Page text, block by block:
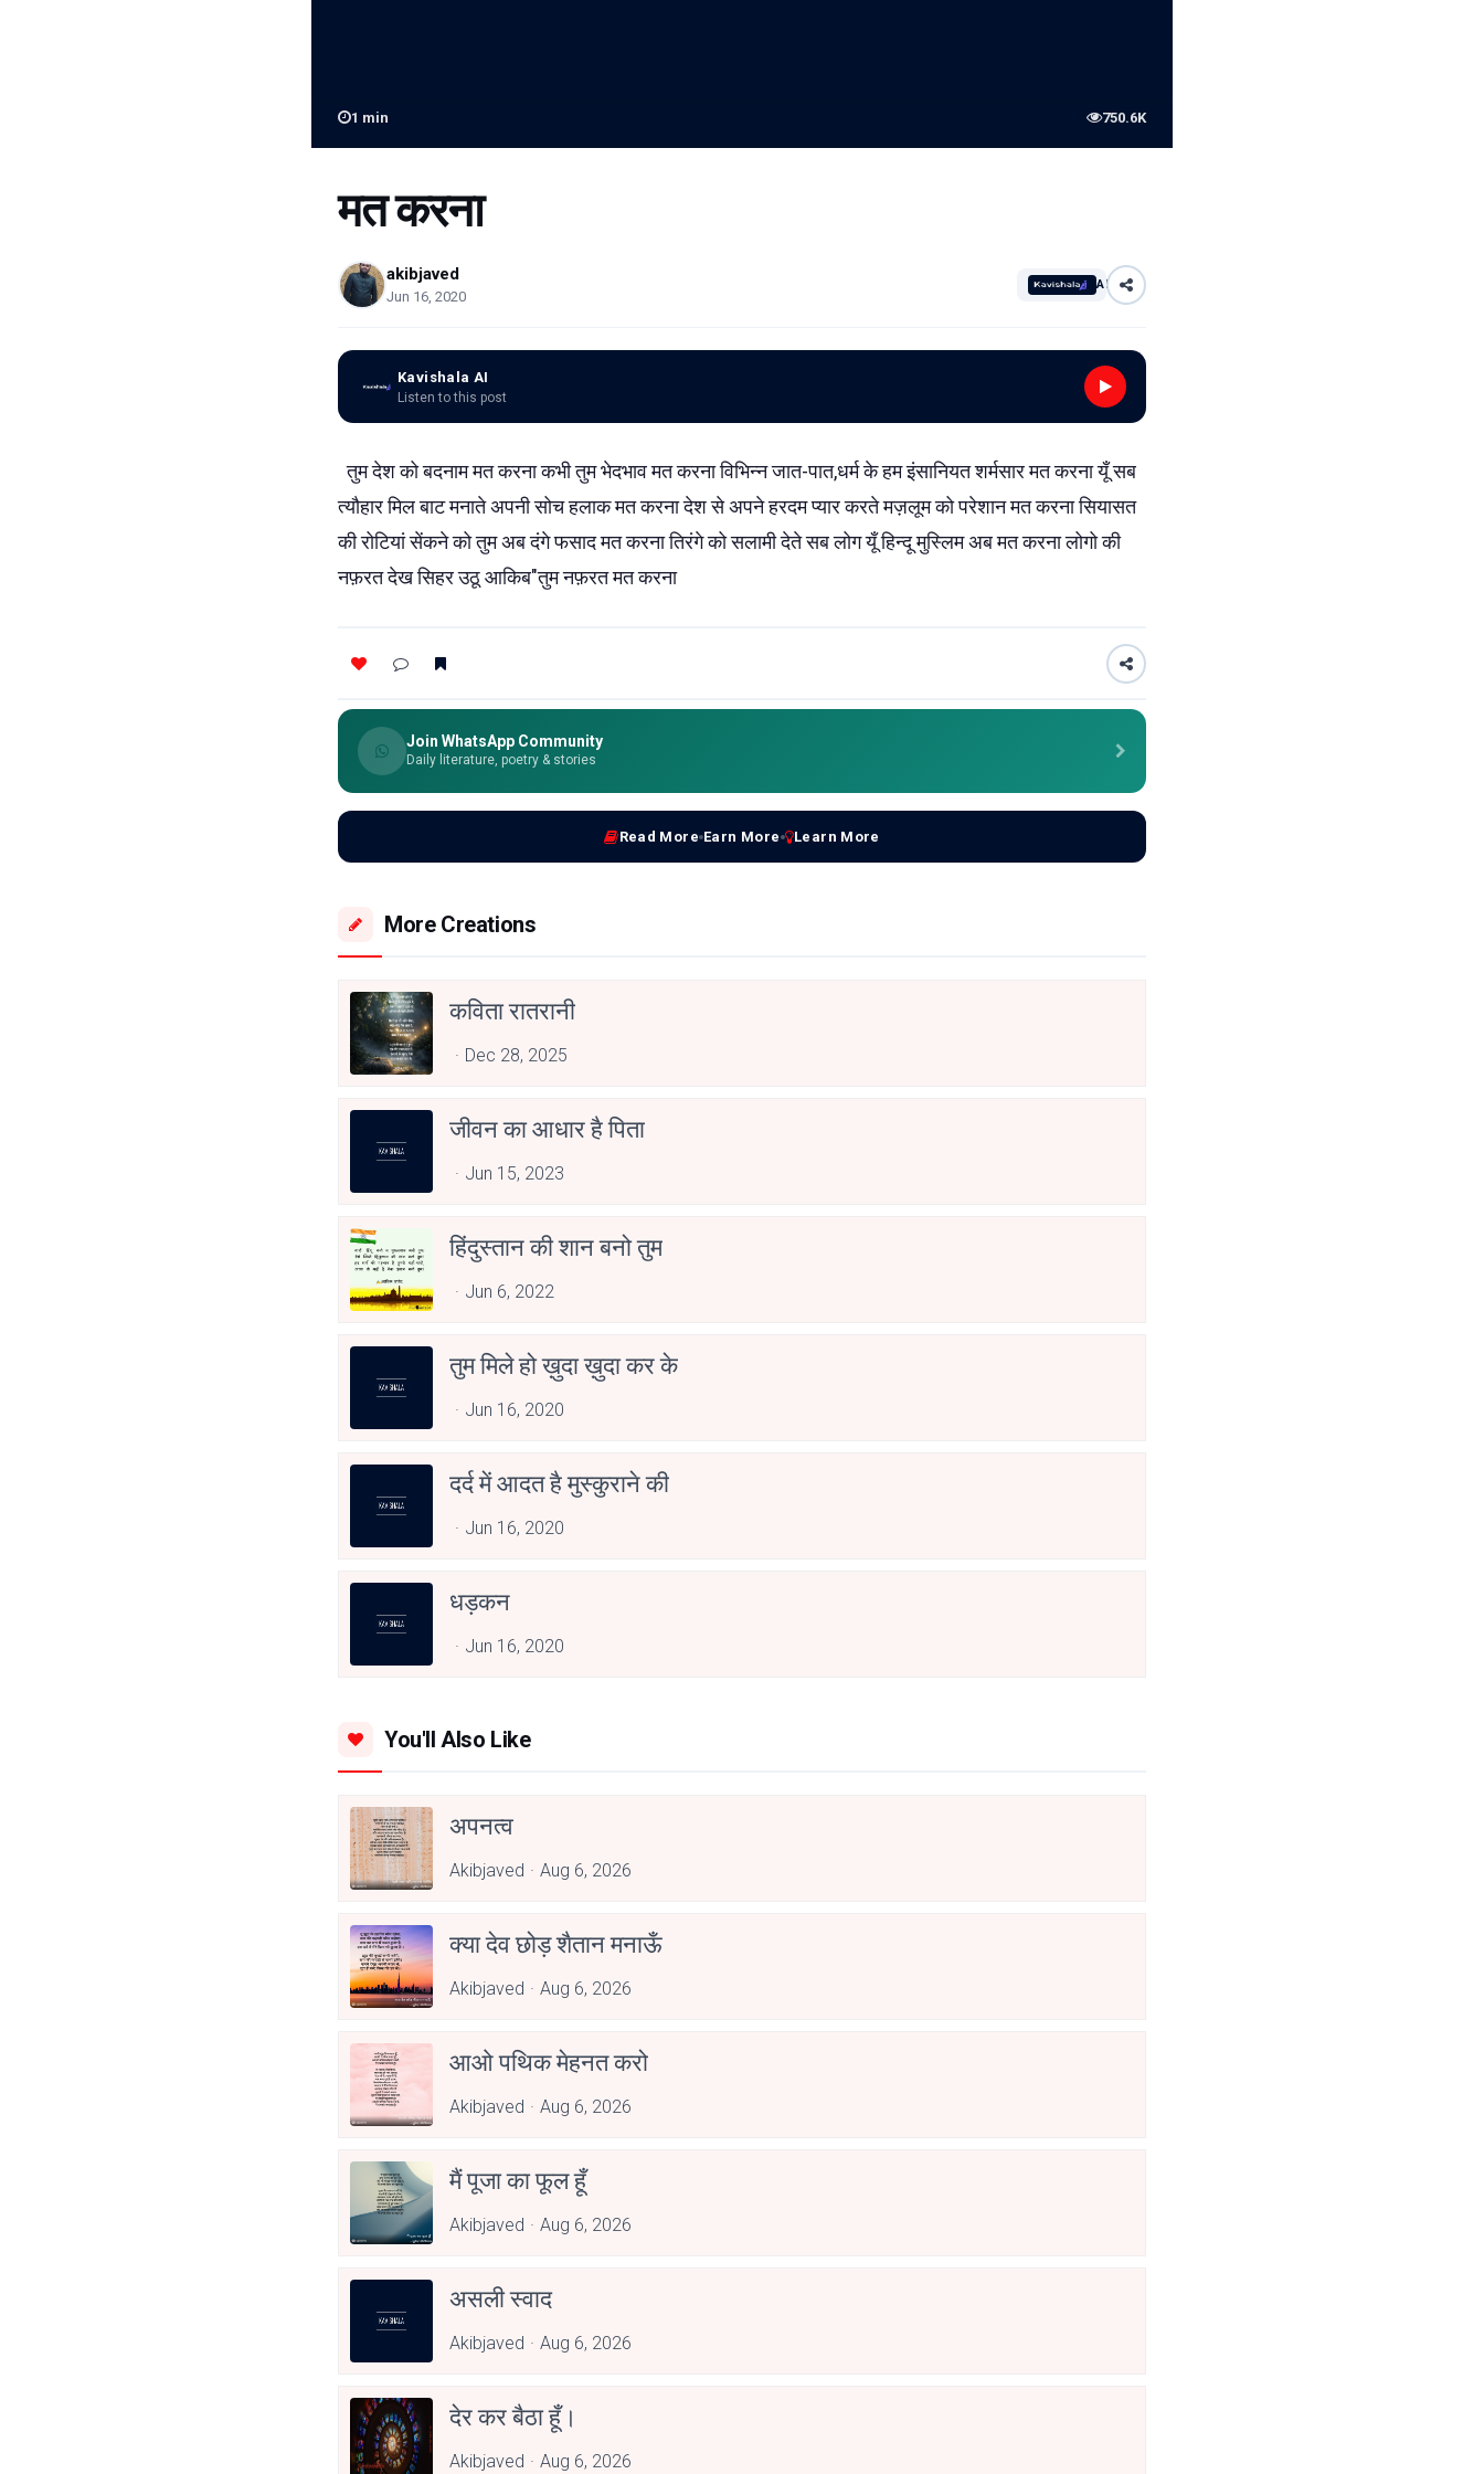
1 min 750.6K
मत करना
akibjaved
Jun 16, 2020
AI
Kavishala AI
Listen to this post
तुम देश को बदनाम मत करना कभी तुम भेदभाव मत करना विभिन्न जात-पात,धर्म के हम इंसानियत शर्मसार मत करना यूँ सब
त्यौहार मिल बाट मनाते अपनी सोच हलाक मत करना देश से अपने हरदम प्यार करते मज़लूम को परेशान मत करना सियासत
की रोटियां सेंकने को तुम अब दंगे फसाद मत करना तिरंगे को सलामी देते सब लोग यूँ हिन्दू मुस्लिम अब मत करना लोगो की
नफ़रत देख सिहर उठू आकिब"तुम नफ़रत मत करना
Join WhatsApp Community
Daily literature, poetry & stories
Read More Earn More Learn More
More Creations
कविता रातरानी
Dec 28, 2025
जीवन का आधार है पिता
Jun 15, 2023
हिंदुस्तान की शान बनो तुम
Jun 6, 2022
तुम मिले हो ख़ुदा ख़ुदा कर के
Jun 16, 2020
दर्द में आदत है मुस्कुराने की
Jun 16, 2020
धड़कन
Jun 16, 2020
You'll Also Like
अपनत्व
Akibjaved Aug 6, 2026
क्या देव छोड़ शैतान मनाऊँ
Akibjaved Aug 6, 2026
आओ पथिक मेहनत करो
Akibjaved Aug 6, 2026
मैं पूजा का फूल हूँ
Akibjaved Aug 6, 2026
असली स्वाद
Akibjaved Aug 6, 2026
देर कर बैठा हूँ।
Akibjaved Aug 6, 2026